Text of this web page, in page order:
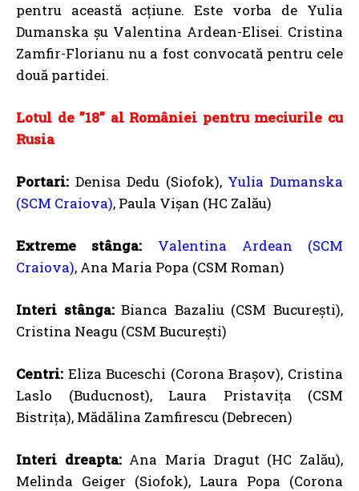
pentru această acțiune. Este vorba de Yulia
Dumanska șu Valentina Ardean-Elisei. Cristina
Zamfir-Florianu nu a fost convocată pentru cele
două partidei.
Lotul de ”18” al României pentru meciurile cu
Rusia
Portari: Denisa Dedu (Siofok), Yulia Dumanska
(SCM Craiova), Paula Vişan (HC Zalău)
Extreme stânga:
Valentina Ardean (SCM
Craiova), Ana Maria Popa (CSM Roman)
Interi stânga:Bianca Bazaliu (CSM Bucureşti),
Cristina Neagu (CSM Bucureşti)
Centri: Eliza Buceschi (Corona Braşov), Cristina
Laslo (Buducnost), Laura Pristaviţa (CSM
Bistriţa), Mădălina Zamfirescu (Debrecen)
Interi dreapta:Ana Maria Dragut (HC Zalău),
Melinda Geiger (Siofok), Laura Popa (Corona